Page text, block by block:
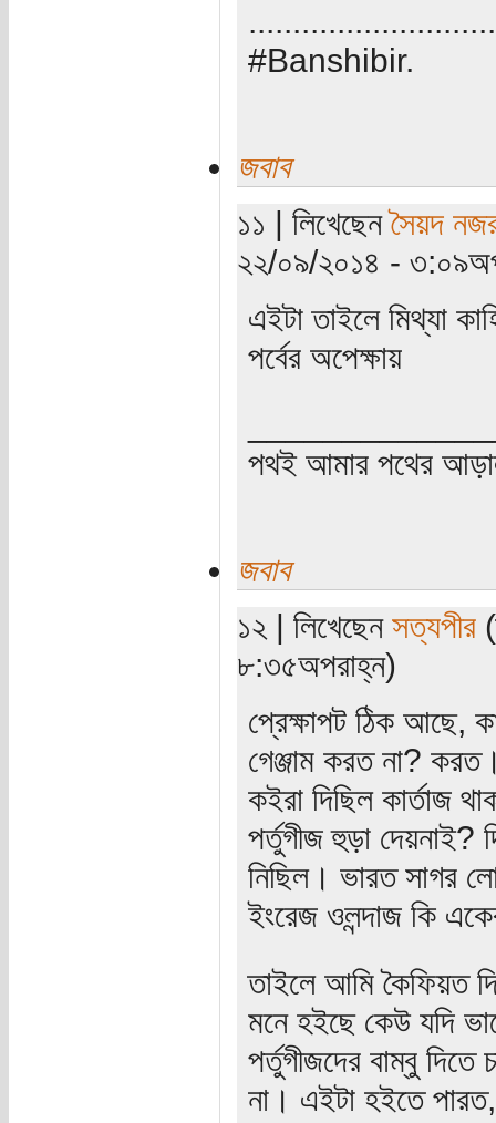
#Banshibir.
জবাব
১১ | লিখেছেনসৈয়দ
২২/০৯/২০১৪ -
এইটা তাইলে মিথ্যা
পর্বের অপেক্ষায়
পথই আমার পথের
জবাব
১২ | লিখেছেন সত্যপীর
৮:৩৫অপরাহ্ন)
প্রেক্ষাপট ঠিক আছে,
গেঞ্জাম করত না? করত।
কইরা দিছিল কার্তাজ
পর্তুগীজ হুড়া
নিছিল। ভারত সাগর
ইংরেজ ওলন্দাজ কি
তাইলে আমি কৈফিয়ত
মনে হইছে কেউ যদি
পর্তুগীজদের বাম্বু
না। এইটা হইতে